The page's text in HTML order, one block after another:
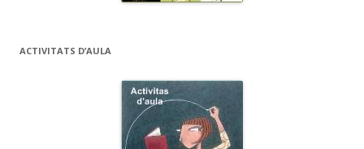
ACTIVITATS D’AULA